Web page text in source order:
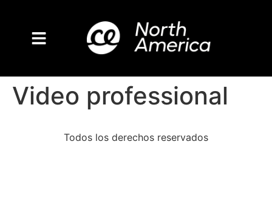
Video professional
Todos los derechos reservados